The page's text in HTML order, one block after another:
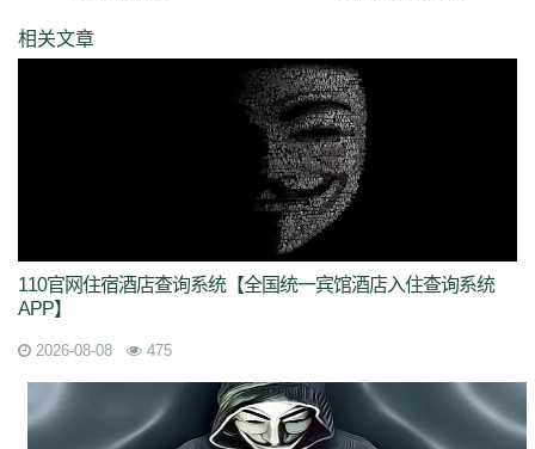
相关文章
110官网住宿酒店查询系统【全国统一宾馆酒店入住查询系统
APP】
2026-08-08 475